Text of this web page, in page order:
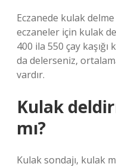
Eczanede kulak
eczaneler için kulak
400 ila 550 çay
da delerseniz,
vardır.
Kulak
mı?
Kulak sondajı, kulak